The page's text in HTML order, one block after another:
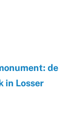
de
in Losser